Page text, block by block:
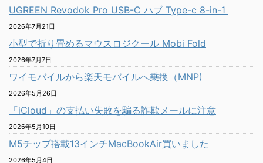
UGREEN Revodok Pro USB-C ハブ Type-c 8-in-1
2026年7月21日
小型で折り畳めるマウスロジクール Mobi Fold
2026年7月7日
ワイモバイルから楽天モバイルへ乗換（MNP)
2026年5月26日
「iCloud」の支払い失敗を騙る詐欺メールに注意
2026年5月10日
M5チップ搭載13インチMacBookAir買いました
2026年5月4日